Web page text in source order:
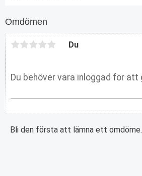
Omdömen
Du
Bli den första att lämna ett omdöme.